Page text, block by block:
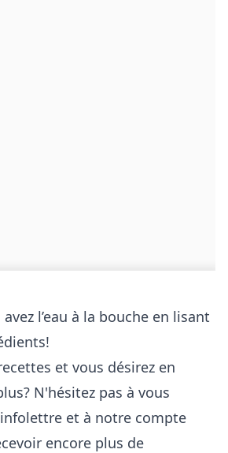
l’eau à la bouche en lisant
et vous désirez en
N'hésitez pas à vous
infolettre et à notre compte
encore plus de